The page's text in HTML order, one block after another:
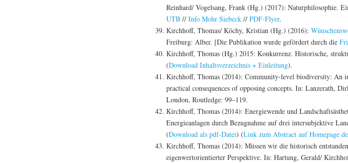
Reinhard/ Vogelsang, Frank (Hg.) (2017): Naturphilosophie.
UTB // Info Mohr Siebeck // PDF-Flyer.
Kirchhoff, Thomas/ Köchy, Kristian (Hg.) (2016):
Freiburg: Alber. [Die Publikation wurde gefördert durch die
Kirchhoff, Thomas (Hg.) 2015: Konkurrenz. Historische,
(Download Inhaltsverzeichnis + Einleitung).
Kirchhoff, Thomas (2014): Community-level biodiversity: An
practical consequences of opposing concepts. In: Lanzerath,
London, Routledge: 99–119.
Kirchhoff, Thomas (2014): Energiewende und
Energieanlagen durch Bezugnahme auf drei intersubjektive
(Download als pdf-Datei) (Link zum Abstract auf Homepage
Kirchhoff, Thomas (2014): Müssen wir die historisch
eigenwertorientierter Perspektive. In: Hartung, Gerald/